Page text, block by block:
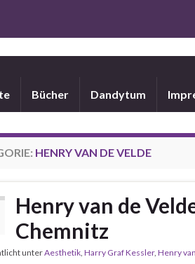
Bücher Dandytum
HENRY VAN DE VELDE
Henry van de
Chemnitz
unterAesthetik, Harry Graf Kessler, Henry